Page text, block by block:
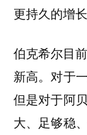
更持久的增长
伯克希尔目
新高。对于
但是对于阿
大、足够稳